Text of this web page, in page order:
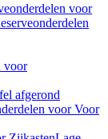
voor
voor
afgerond
voor Voor